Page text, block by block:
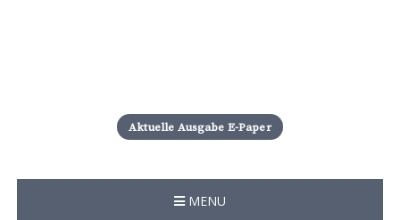
i
p
c
Aktuelle Ausgabe E-Paper
MENU